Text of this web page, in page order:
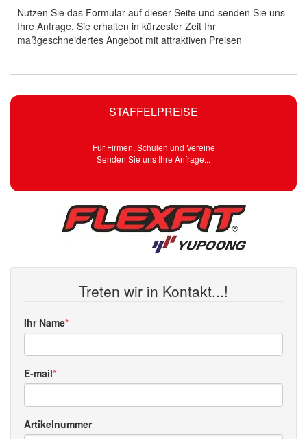
STAFFELPREISE
Für Firmen, Schulen und Vereine
Senden Sie uns Ihre Anfrage...
Treten wir in Kontakt...!
Ihr Name
E-mail
Artikelnummer
Nutzen Sie das Formular auf dieser Seite und senden Sie uns
Ihre Anfrage. Sie erhalten in kürzester Zeit Ihr
maßgeschneidertes Angebot mit attraktiven Preisen